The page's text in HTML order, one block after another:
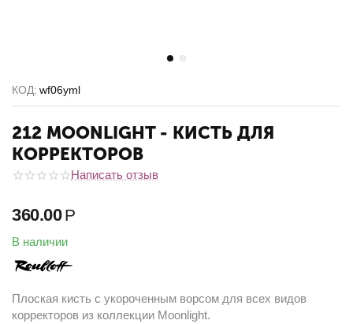
КОД: wf06yml
212 MOONLIGHT - КИСТЬ ДЛЯ
КОРРЕКТОРОВ
Написать отзыв
360.00 Р
В наличии
Плоская кисть с укороченным ворсом для всех видов
корректоров из коллекции Moonlight.